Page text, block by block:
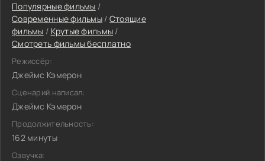
Популярные фильмы /
Современные фильмы / Стоящие
фильмы / Крутые фильмы /
Смотреть фильмы бесплатно
Режиссёр:
Джеймс Кэмерон
Сценарий написал:
Джеймс Кэмерон
Продолжительность:
162 минуты
Озвучка: